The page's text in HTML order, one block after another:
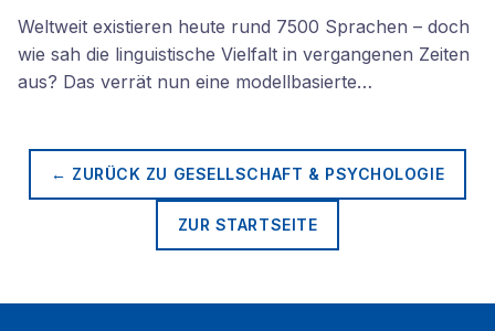
Weltweit existieren heute rund 7500 Sprachen – doch
wie sah die linguistische Vielfalt in vergangenen Zeiten
aus? Das verrät nun eine modellbasierte…
← ZURÜCK ZU GESELLSCHAFT & PSYCHOLOGIE
ZUR STARTSEITE